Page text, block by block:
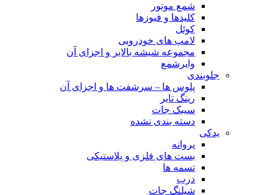
شمع موتور
کلیدها و فیوزها
کوئل
لامپ های خودرویی
مجموعه شیشه بالابر و اجزای آن
وایرشمع
جلوبندی
پلوس ها – سرشفت ها و اجزای آن
رینگ تایر
سیبک جات
دسته بندی نشده
یدکی
پروانه
بست های فلزی و پلاستیکی
تسمه ها
درب
شیلنگ جات